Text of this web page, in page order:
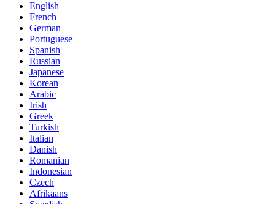
English
French
German
Portuguese
Spanish
Russian
Japanese
Korean
Arabic
Irish
Greek
Turkish
Italian
Danish
Romanian
Indonesian
Czech
Afrikaans